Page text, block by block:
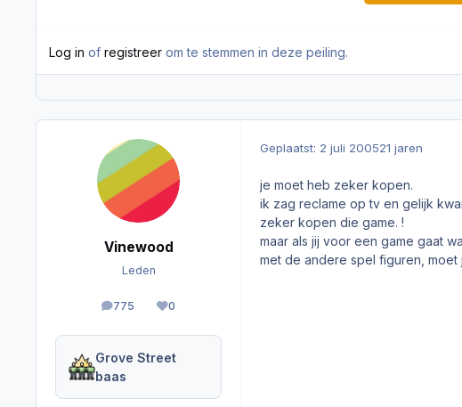
Log in of registreer om te stemmen in deze peiling.
Vinewood
Leden
775
berichten0
Reputation
Grove Street
baas
Geplaatst: 2 juli 200521 jaren
je moet heb zeker kopen.
ik zag reclame op tv en gelijk
zeker kopen die game. !
maar als jij voor een game gaat
met de andere spel figuren, moet